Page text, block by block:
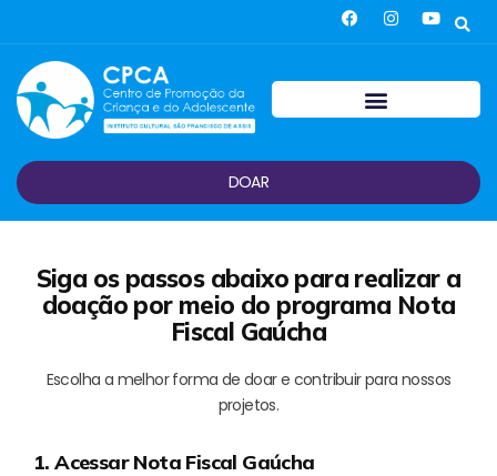
DOAR
Siga os passos abaixo para realizar a
doação por meio do programa Nota
Fiscal Gaúcha
Escolha a melhor forma de doar e contribuir para nossos
projetos.
1. Acessar Nota Fiscal Gaúcha